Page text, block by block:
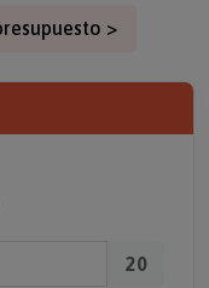
>
20